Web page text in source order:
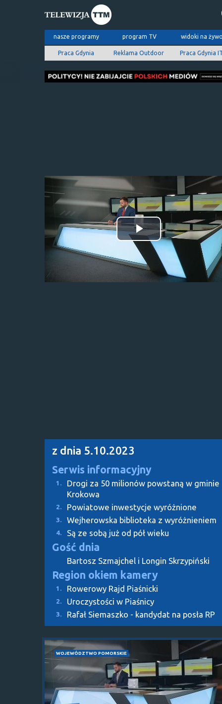
nasze programy program TV widoki na
Praca Gdynia Reklama Outdoor Praca Gdynia
Odtwórz
wideo
z dnia 5.10.2023
Serwis informacyjny
1.
Drogi za 50 milionów powstaną w gminie
Krokowa
2. Powiatowe inwestycje wyróżnione
3. Wejherowska biblioteka z wyróżnieniem
4. Są ze sobą już od pół wieku
Gość dnia
Bartosz Szmajchel i Longin Skrzypiński
Region okiem kamery
1. Rowerowy Rajd Piaśnicki
2. Uroczystości w Piaśnicy
3. Rafał Siemaszko - kandydat na posła RP
WOJEWÓDZTWO POMORSKIE